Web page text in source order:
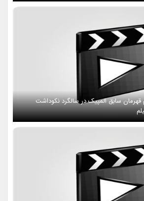
قهرمان سابق المپیک در سالگرد نکوداشت